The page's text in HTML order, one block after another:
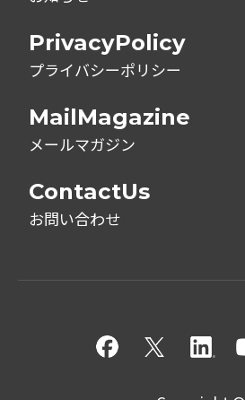
PrivacyPolicy
プライバシーポリシー
MailMagazine
メールマガジン
ContactUs
お問い合わせ